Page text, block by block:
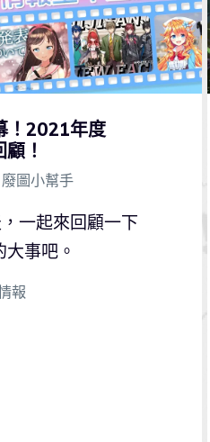
！2021年度
！
廢圖小幫手
一起來回顧一下
事吧。
報